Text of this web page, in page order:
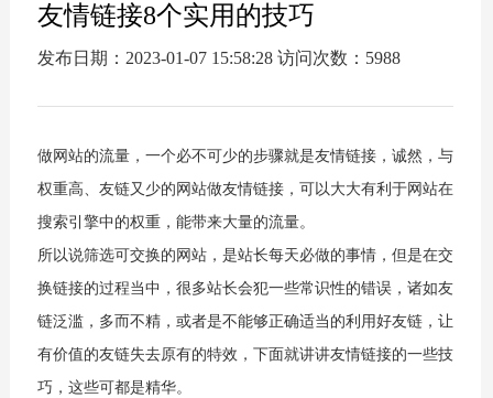
友情链接8个实用的技巧
发布日期：2023-01-07 15:58:28 访问次数：5988
做网站的流量，一个必不可少的步骤就是友情链接，诚然，与
权重高、友链又少的网站做友情链接，可以大大有利于网站在
搜索引擎中的权重，能带来大量的流量。
所以说筛选可交换的网站，是站长每天必做的事情，但是在交
换链接的过程当中，很多站长会犯一些常识性的错误，诸如友
链泛滥，多而不精，或者是不能够正确适当的利用好友链，让
有价值的友链失去原有的特效，下面就讲讲友情链接的一些技
巧，这些可都是精华。